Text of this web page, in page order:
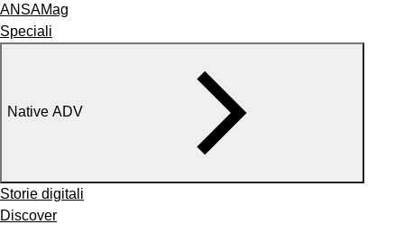
ANSAMag
Speciali
Native ADV
Storie digitali
Discover